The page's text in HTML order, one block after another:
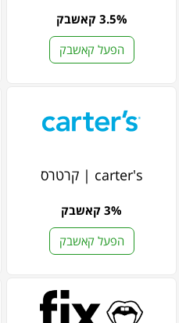
3.5% קאשבק
הפעל קאשבק
carter's | קרטרס
3% קאשבק
הפעל קאשבק